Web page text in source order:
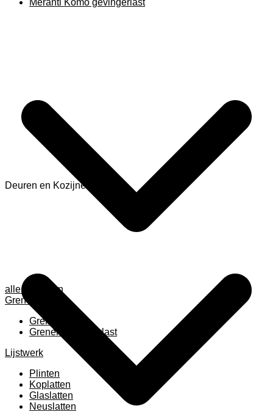
Meranti Komo gevingerlast
alle anzeigen
Grenen
Grenen B ruw
Grenen gevingerlast
Lijstwerk
Plinten
Koplatten
Glaslatten
Neuslatten
Deuren en Kozijnen